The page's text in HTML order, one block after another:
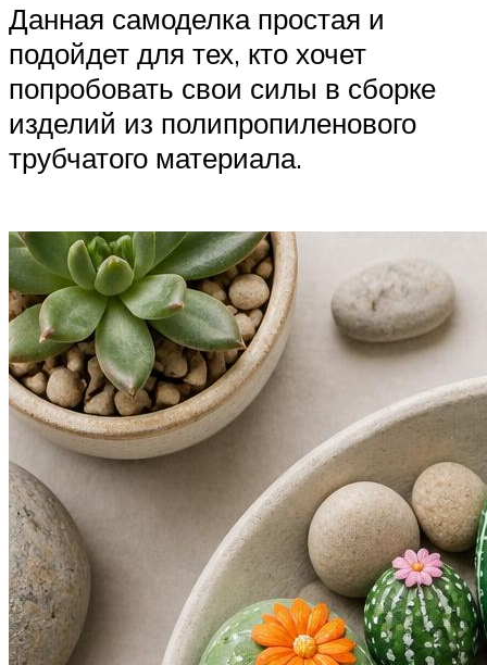
Данная самоделка простая и
подойдет для тех, кто хочет
попробовать свои силы в сборке
изделий из полипропиленового
трубчатого материала.